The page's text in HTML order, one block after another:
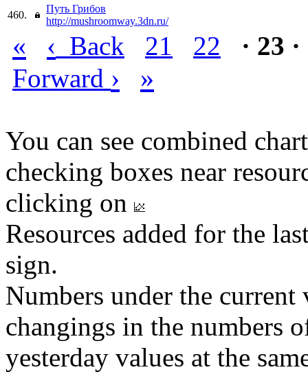
460.
Путь Грибов
http://mushroomway.3dn.ru/
« ‹ Back 21 22
· 23 ·
Forward › »
You can see combined
checking boxes near
clicking on
Resources added for the
sign.
Numbers under the
changings in the numbers
yesterday values at the